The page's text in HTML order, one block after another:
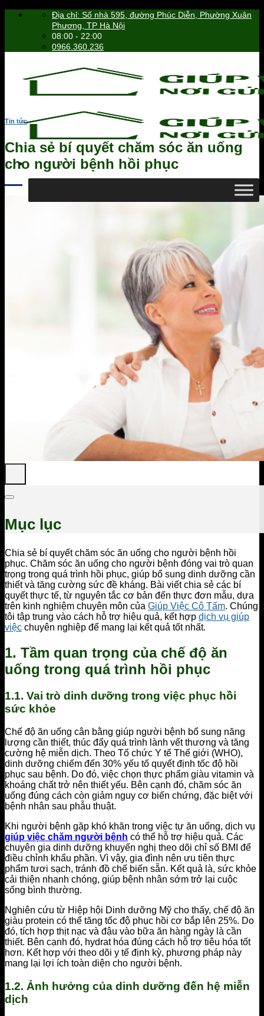
Skip
Địa chỉ: Số nhà 595, đường Phúc Diễn, Phường Xuân
Phương, TP Hà Nội
08:00 - 22:00
0966.360.236
Tin tức
Chia sẻ bí quyết chăm sóc ăn uống
cho người bệnh hồi phục
Mục lục
Chia sẻ bí quyết chăm sóc ăn uống cho người bệnh hồi
phục. Chăm sóc ăn uống cho người bệnh đóng vai trò quan
trọng trong quá trình hồi phục, giúp bổ sung dinh dưỡng cần
thiết và tăng cường sức đề kháng. Bài viết chia sẻ các bí
quyết thực tế, từ nguyên tắc cơ bản đến thực đơn mẫu, dựa
trên kinh nghiệm chuyên môn của Giúp Việc Cô Tấm. Chúng
tôi tập trung vào cách hỗ trợ hiệu quả, kết hợp dịch vụ giúp
việc chuyên nghiệp để mang lại kết quả tốt nhất.
1. Tầm quan trọng của chế độ ăn
uống trong quá trình hồi phục
1.1. Vai trò dinh dưỡng trong việc phục hồi
sức khỏe
Chế độ ăn uống cân bằng giúp người bệnh bổ sung năng
lượng cần thiết, thúc đẩy quá trình lành vết thương và tăng
cường hệ miễn dịch. Theo Tổ chức Y tế Thế giới (WHO),
dinh dưỡng chiếm đến 30% yếu tố quyết định tốc độ hồi
phục sau bệnh. Do đó, việc chọn thực phẩm giàu vitamin và
khoáng chất trở nên thiết yếu. Bên cạnh đó, chăm sóc ăn
uống đúng cách còn giảm nguy cơ biến chứng, đặc biệt với
bệnh nhân sau phẫu thuật.
Khi người bệnh gặp khó khăn trong việc tự ăn uống, dịch vụ
giúp việc chăm người bệnh có thể hỗ trợ hiệu quả. Các
chuyên gia dinh dưỡng khuyến nghị theo dõi chỉ số BMI để
điều chỉnh khẩu phần. Vì vậy, gia đình nên ưu tiên thực
phẩm tươi sạch, tránh đồ chế biến sẵn. Kết quả là, sức khỏe
cải thiện nhanh chóng, giúp bệnh nhân sớm trở lại cuộc
sống bình thường.
Nghiên cứu từ Hiệp hội Dinh dưỡng Mỹ cho thấy, chế độ ăn
giàu protein có thể tăng tốc độ phục hồi cơ bắp lên 25%. Do
đó, tích hợp thịt nạc và đậu vào bữa ăn hàng ngày là cần
thiết. Bên cạnh đó, hydrat hóa đúng cách hỗ trợ tiêu hóa tốt
hơn. Kết hợp với theo dõi y tế định kỳ, phương pháp này
mang lại lợi ích toàn diện cho người bệnh.
1.2. Ảnh hưởng của dinh dưỡng đến hệ miễn
dịch